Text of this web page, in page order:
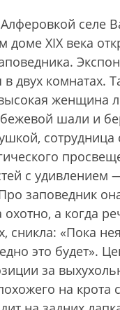
селе
доме XIX века
двух комнатах.
женщина
бежевой шали и
сотрудница
с удивлением
заповедник
охотно, а когда
сникла: «Пока
это будет».
за
на крота